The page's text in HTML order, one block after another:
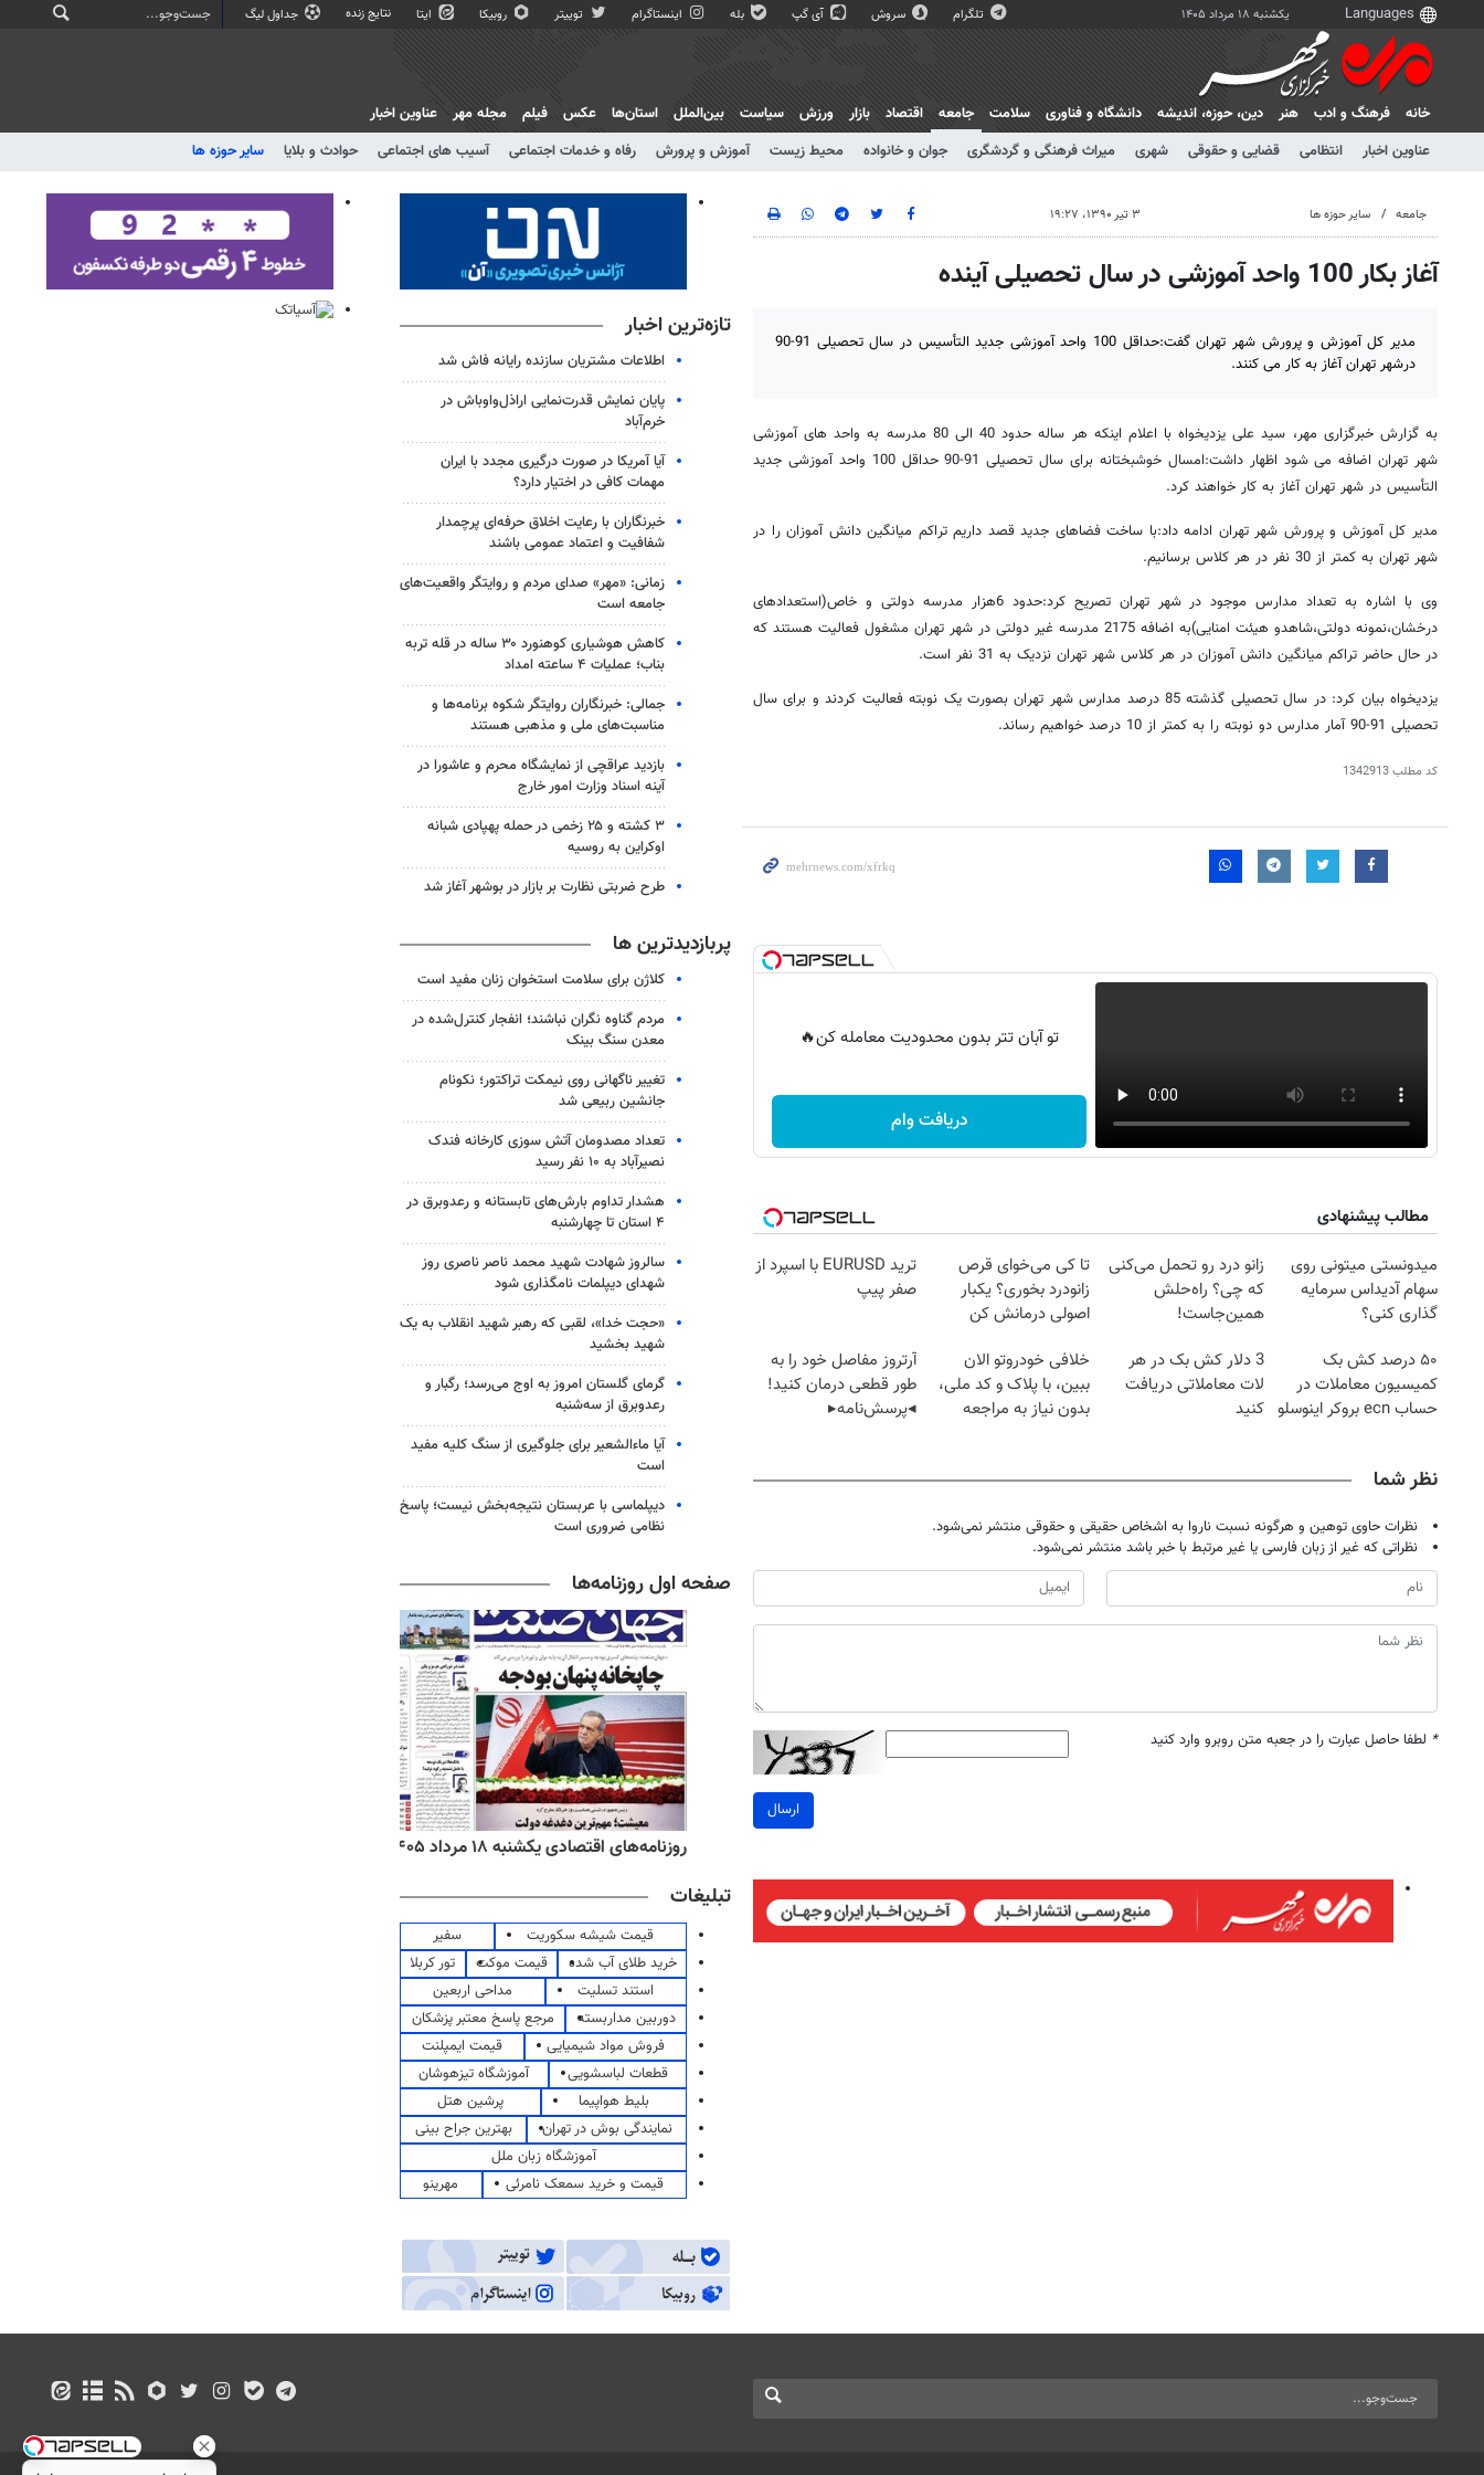
یکشنبه ۱۸ مرداد ۱۴۰۵ تلگرام سروش آی گپ بله اینستاگرام توییتر روبیکا ایتا نتایج زنده جداول لیگ
خانه فرهنگ و ادب هنر دين، حوزه، انديشه دانشگاه و فناوری سلامت
جامعه
عناوین اخبار
انتظامی قضایی و حقوقی شهری میراث فرهنگی و گردشگری جوان و خانواده محیط زیست آموزش و پرورش رفاه و خدمات اجتماعی آسیب های اجتماعی حوادث و بلایا سایر حوزه ها
اقتصاد بازار ورزش سیاست بین‌الملل استان‌ها عکس فیلم مجله مهر عناوین اخبار
جامعه سایر حوزه ها ۳ تیر ۱۳۹۰، ۱۹:۲۷
آغاز بکار 100 واحد آموزشی در سال تحصیلی آینده
مدیر کل آموزش و پرورش شهر تهران گفت:حداقل 100 واحد آموزشی جدید التأسیس در سال تحصیلی 91-90
درشهر تهران آغاز به کار می کنند.
به گزارش خبرگزاری مهر، سید علی یزدیخواه با اعلام اینکه هر ساله حدود 40 الی 80 مدرسه به واحد های آموزشی
شهر تهران اضافه می شود اظهار داشت:امسال خوشبختانه برای سال تحصیلی 91-90 حداقل 100 واحد آموزشی جدید
التأسیس در شهر تهران آغاز به کار خواهند کرد.
مدیر کل آموزش و پرورش شهر تهران ادامه داد:با ساخت فضاهای جدید قصد داریم تراکم میانگین دانش آموزان را در
شهر تهران به کمتر از 30 نفر در هر کلاس برسانیم.
وی با اشاره به تعداد مدارس موجود در شهر تهران تصریح کرد:حدود 6هزار مدرسه دولتی و خاص(استعدادهای
درخشان،نمونه دولتی،شاهدو هیئت امنایی)به اضافه 2175 مدرسه غیر دولتی در شهر تهران مشغول فعالیت هستند که
در حال حاضر تراکم میانگین دانش آموزان در هر کلاس شهر تهران نزدیک به 31 نفر است.
یزدیخواه بیان کرد: در سال تحصیلی گذشته 85 درصد مدارس شهر تهران بصورت یک نوبته فعالیت کردند و برای سال
تحصیلی 91-90 آمار مدارس دو نوبته را به کمتر از 10 درصد خواهیم رساند.
کد مطلب1342913
تو آبان تتر بدون محدودیت معامله کن🔥
دریافت وام
مطالب پیشنهادی
میدونستی میتونی روی
سهام آدیداس سرمایه
گذاری کنی؟
زانو درد رو تحمل می‌کنی
که چی؟ راه‌حلش
همین‌جاست!
تا کی می‌خوای قرص
زانودرد بخوری؟ یکبار
اصولی درمانش کن
ترید EURUSD با اسپرد از
صفر پیپ
۵۰ درصد کش بک
کمیسیون معاملات در
حساب ecn بروکر اینوسلو
3 دلار کش بک در هر
لات معاملاتی دریافت
کنید
خلافی خودروتو الان
ببین، با پلاک و کد ملی،
بدون نیاز به مراجعه
آرتروز مفاصل خود را به
طور قطعی درمان کنید!
◂پرسش‌نامه▸
نظر شما
نظرات حاوی توهین و هرگونه نسبت ناروا به اشخاص حقیقی و حقوقی منتشر نمی‌شود.
نظراتی که غیر از زبان فارسی یا غیر مرتبط با خبر باشد منتشر نمی‌شود.
* لطفا حاصل عبارت را در جعبه متن روبرو وارد کنید
ارسال
تازه‌ترین اخبار
اطلاعات مشتریان سازنده رایانه فاش شد
پایان نمایش قدرت‌نمایی اراذل‌واوباش در
خرم‌آباد
آیا آمریکا در صورت درگیری مجدد با ایران
مهمات کافی در اختیار دارد؟
خبرنگاران با رعایت اخلاق حرفه‌ای پرچمدار
شفافیت و اعتماد عمومی باشند
زمانی: «مهر» صدای مردم و روایتگر واقعیت‌های
جامعه است
کاهش هوشیاری کوهنورد ۳۰ ساله در قله تربه
بناب؛ عملیات ۴ ساعته امداد
جمالی: خبرنگاران روایتگر شکوه برنامه‌ها و
مناسبت‌های ملی و مذهبی هستند
بازدید عراقچی از نمایشگاه محرم و عاشورا در
آینه اسناد وزارت امور خارج
۳ کشته و ۲۵ زخمی در حمله پهپادی شبانه
اوکراین به روسیه
طرح ضربتی نظارت بر بازار در بوشهر آغاز شد
پربازدیدترین ها
کلاژن برای سلامت استخوان زنان مفید است
مردم گناوه نگران نباشند؛ انفجار کنترل‌شده در
معدن سنگ بینک
تغییر ناگهانی روی نیمکت تراکتور؛ نکونام
جانشین ربیعی شد
تعداد مصدومان آتش سوزی کارخانه فندک
نصیرآباد به ۱۰ نفر رسید
هشدار تداوم بارش‌های تابستانه و رعدوبرق در
۴ استان تا چهارشنبه
سالروز شهادت شهید محمد ناصر ناصری روز
شهدای دیپلمات نامگذاری شود
«حجت خدا»، لقبی که رهبر شهید انقلاب به یک
شهید بخشید
گرمای گلستان امروز به اوج می‌رسد؛ رگبار و
رعدوبرق از سه‌شنبه
آیا ماءالشعیر برای جلوگیری از سنگ کلیه مفید
است
دیپلماسی با عربستان نتیجه‌بخش نیست؛ پاسخ
نظامی ضروری است
صفحه اول روزنامه‌ها
روزنامه‌های اقتصادی یکشنبه ۱۸ مرداد ۱۴۰۵
تبلیغات
قیمت شیشه سکوریت
سفیر
خرید طلای آب شده
قیمت موکت
تور کربلا
استند تسلیت
مداحی اربعین
دوربین مداربسته
مرجع پاسخ معتبر پزشکان
فروش مواد شیمیایی
قیمت ایمپلنت
قطعات لباسشویی
آموزشگاه تیزهوشان
بلیط هواپیما
پرشین هتل
نمایندگی بوش در تهران
بهترین جراح بینی
آموزشگاه زبان ملل
قیمت و خرید سمعک نامرئی
مهرینو